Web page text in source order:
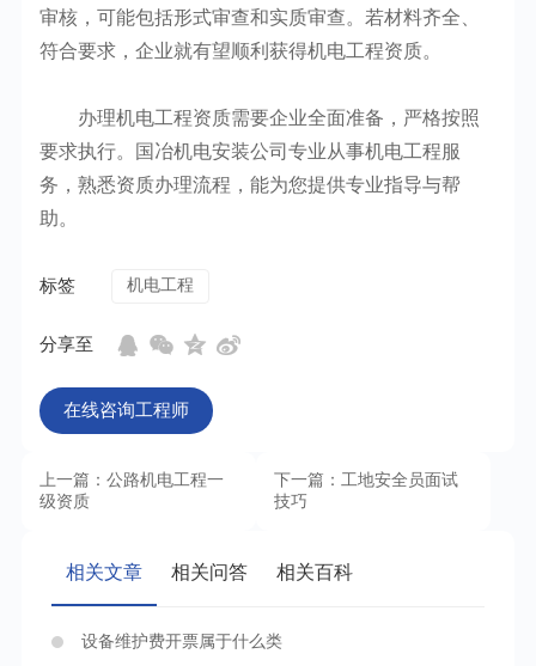
审核，可能包括形式审查和实质审查。若材料齐全、
符合要求，企业就有望顺利获得机电工程资质。
办理机电工程资质需要企业全面准备，严格按照
要求执行。国冶机电安装公司专业从事机电工程服
务，熟悉资质办理流程，能为您提供专业指导与帮
助。
标签 机电工程
分享至
在线咨询工程师
上一篇：公路机电工程一
级资质
下一篇：工地安全员面试
技巧
相关文章 相关问答 相关百科
设备维护费开票属于什么类